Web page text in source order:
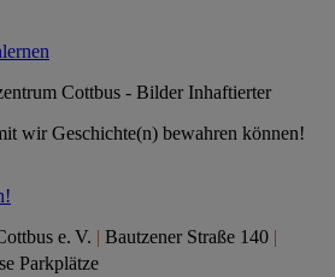
wir Geschichte(n) bewahren können!
e. V. | Bautzener Straße 140 |
Parkplätze